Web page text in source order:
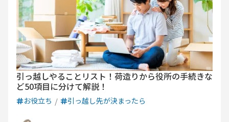
引っ越しやることリスト！荷造りから役所の手続きな
ど50項目に分けて解説！
お役立ち 引っ越し先が決まったら